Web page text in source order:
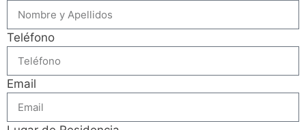
Teléfono
Email